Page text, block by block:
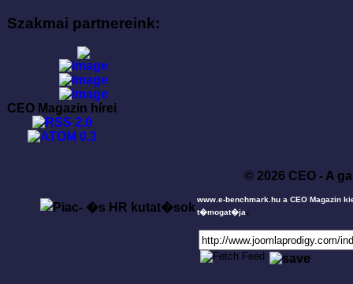
Szakmai partnereink:
CEO Magazin hírei
© 2026 CEO - A
www.e-benchmark.hu a CEO Magazin
t�mogat�ja.